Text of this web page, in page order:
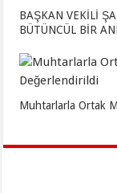
BAŞKAN VEKİLİ
BÜTÜNCÜL BİR
Muhtarlarla Ortak